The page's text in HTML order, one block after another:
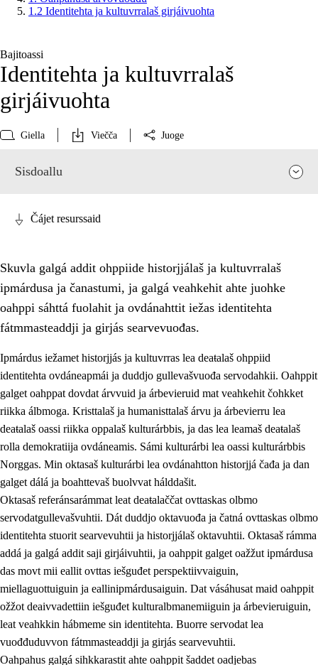
1.2 Identitehta ja kultuvrralaš girjáivuohta
Bajitoassi
Identitehta ja kultuvrralaš
girjáivuohta
Giella Viečča Juoge
Sisdoallu
Oahpahusa árvovuođđu
1.1 Olmmošárvu
Identitehta ja kultuvrralaš girjáivuohta
1.3 Kritihkalaš jurddašeapmi ja ehtalaš diđolašvuohta
1.4 Hutkanillu, beroštupmi ja suokkardanhuovva
1.5 Luondduákten ja birasdiđolašvuohta
1.6 Demokratiija ja mielváikkuheapmi
Čájet resurssaid
Skuvla galgá addit ohppiide historjjálaš ja kultuvrralaš
ipmárdusa ja čanastumi, ja galgá veahkehit ahte juohke
oahppi sáhttá fuolahit ja ovdánahttit iežas identitehta
fátmmasteaddji ja girjás searvevuođas.
Ipmárdus iežamet historjjás ja kultuvrras lea deaŧalaš ohppiid
identitehta ovdáneapmái ja duddjo gullevašvuođa servodahkii. Oahppit
galget oahppat dovdat árvvuid ja árbevieruid mat veahkehit čohkket
riikka álbmoga. Kristtalaš ja humanisttalaš árvu ja árbevierru lea
deaŧalaš oassi riikka oppalaš kulturárbbis, ja das lea leamaš deaŧalaš
rolla demokratiija ovdáneamis. Sámi kulturárbi lea oassi kulturárbbis
Norggas. Min oktasaš kulturárbi lea ovdánahtton historjjá čađa ja dan
galget dálá ja boahttevaš buolvvat hálddašit.
Oktasaš referánsarámmat leat deaŧalaččat ovttaskas olbmo
servodatgullevašvuhtii. Dát duddjo oktavuođa ja čatná ovttaskas olbmo
identitehta stuorit searvevuhtii ja historjjálaš oktavuhtii. Oktasaš rámma
addá ja galgá addit saji girjáivuhtii, ja oahppit galget oažžut ipmárdusa
das movt mii eallit ovttas iešguđet perspektiivvaiguin,
miellaguottuiguin ja eallinipmárdusaiguin. Dat vásáhusat maid oahppit
ožžot deaivvadettiin iešguđet kulturalbmanemiiguin ja árbevieruiguin,
leat veahkkin hábmeme sin identitehta. Buorre servodat lea
vuođđuduvvon fátmmasteaddji ja girjás searvevuhtii.
Oahpahus galgá sihkkarastit ahte oahppit šaddet oadjebas